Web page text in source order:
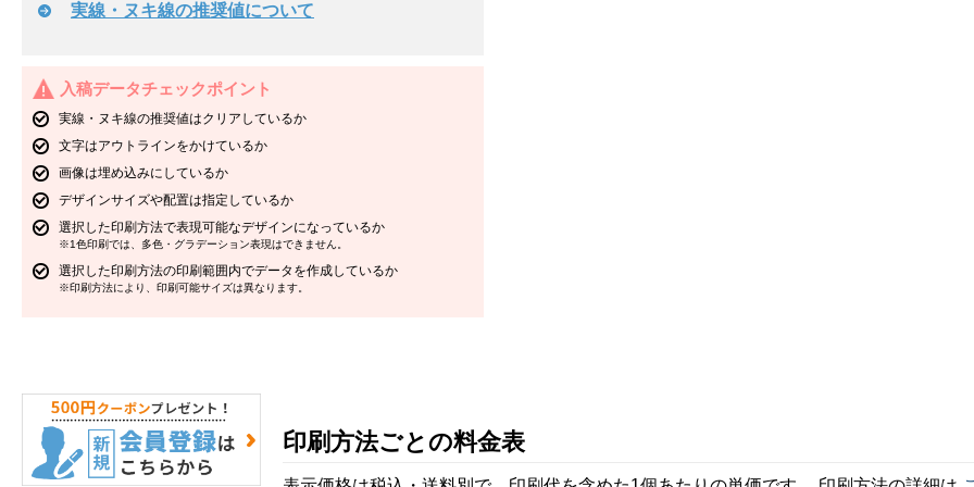
実線・ヌキ線の推奨値について
入稿データチェックポイント
実線・ヌキ線の推奨値はクリアしているか
文字はアウトラインをかけているか
画像は埋め込みにしているか
デザインサイズや配置は指定しているか
選択した印刷方法で表現可能なデザインになっているか
※1色印刷では、多色・グラデーション表現はできません。
選択した印刷方法の印刷範囲内でデータを作成しているか
※印刷方法により、印刷可能サイズは異なります。
印刷方法ごとの料金表